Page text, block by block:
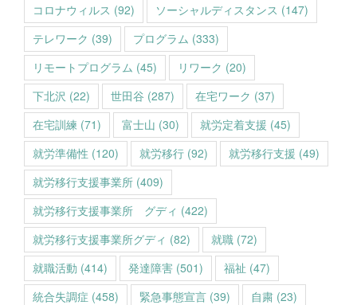
コロナウィルス (92) ソーシャルディスタンス (147)
テレワーク (39) プログラム (333)
リモートプログラム (45) リワーク (20)
下北沢 (22) 世田谷 (287) 在宅ワーク (37)
在宅訓練 (71) 富士山 (30) 就労定着支援 (45)
就労準備性 (120) 就労移行 (92) 就労移行支援 (49)
就労移行支援事業所 (409)
就労移行支援事業所 グディ (422)
就労移行支援事業所グディ (82) 就職 (72)
就職活動 (414) 発達障害 (501) 福祉 (47)
統合失調症 (458) 緊急事態宣言 (39) 自粛 (23)